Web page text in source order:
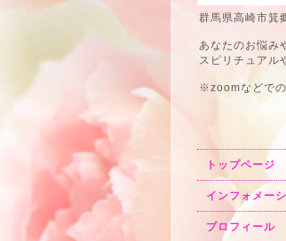
群馬県高崎市箕
あなたのお悩み
スピリチュアル
※zoomなどでの
トップページ
インフォメー
プロフィール